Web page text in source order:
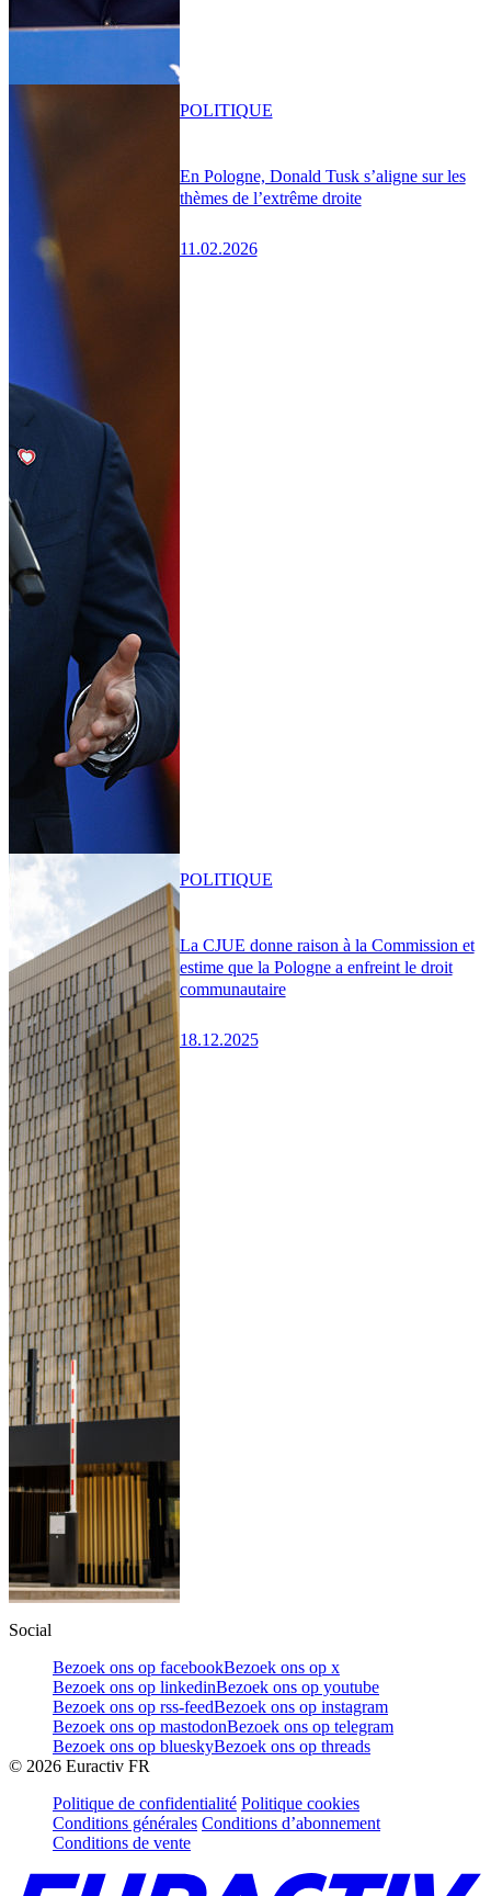
En Pologne, Donald Tusk s’aligne sur les
thèmes de l’extrême droite
11.02.2026
POLITIQUE
La CJUE donne raison à la Commission et
estime que la Pologne a enfreint le droit
communautaire
18.12.2025
POLITIQUE
Social
Bezoek ons op facebookBezoek ons op x
Bezoek ons op linkedinBezoek ons op youtube
Bezoek ons op rss-feedBezoek ons op instagram
Bezoek ons op mastodonBezoek ons op telegram
Bezoek ons op blueskyBezoek ons op threads
© 2026 Euractiv FR
Politique de confidentialité Politique cookies
Conditions générales Conditions d’abonnement
Conditions de vente